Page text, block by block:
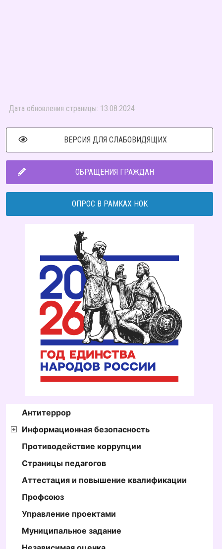
Дата обновления страницы: 13.08.2024
ВЕРСИЯ ДЛЯ СЛАБОВИДЯЩИХ
ОБРАЩЕНИЯ ГРАЖДАН
ОПРОС В РАМКАХ НОК
Антитеррор
Информационная безопасность
Противодействие коррупции
Страницы педагогов
Аттестация и повышение квалификации
Профсоюз
Управление проектами
Муниципальное задание